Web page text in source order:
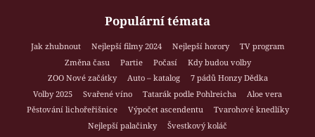
Populární témata
Jak zhubnout Nejlepší filmy 2024 Nejlepší horory
TV program
Změna času
Partie Počasí
Kdy budou volby
ZOO Nové začátky
Auto – katalog
7 pádů Honzy Dědka
Volby 2025
Svařené víno Tatarák podle Pohlreicha
Aloe vera
Pěstování lichořeřišnice
Výpočet ascendentu
Tvarohové knedlíky
Nejlepší palačinky
Švestkový koláč